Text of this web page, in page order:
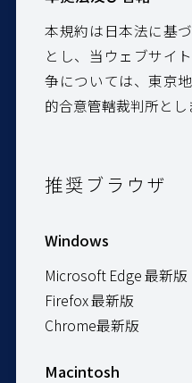
本規約は日本法に基
とし、当ウェブサイ
争については、東京
的合意管轄裁判所とし
推奨ブラウザ
Windows
Microsoft Edge 最新版
Firefox 最新版
Chrome最新版
Macintosh